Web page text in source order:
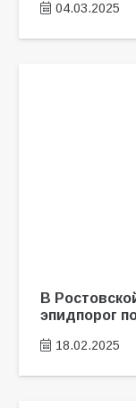
04.03.2025
В
эпидпорог
18.02.2025